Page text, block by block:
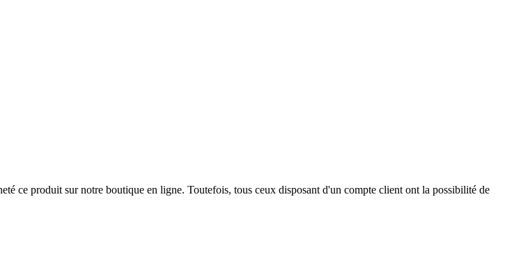
ce produit sur notre boutique en ligne. Toutefois, tous ceux disposant d'un compte client ont la possibilité de